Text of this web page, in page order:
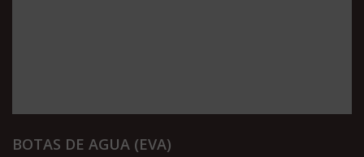
BOTAS DE AGUA (EVA)